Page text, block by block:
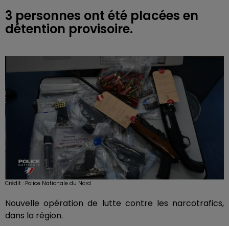
3 personnes ont été placées en
détention provisoire.
Crédit : Police Nationale du Nord
Nouvelle opération de lutte contre les narcotrafics,
dans la région.